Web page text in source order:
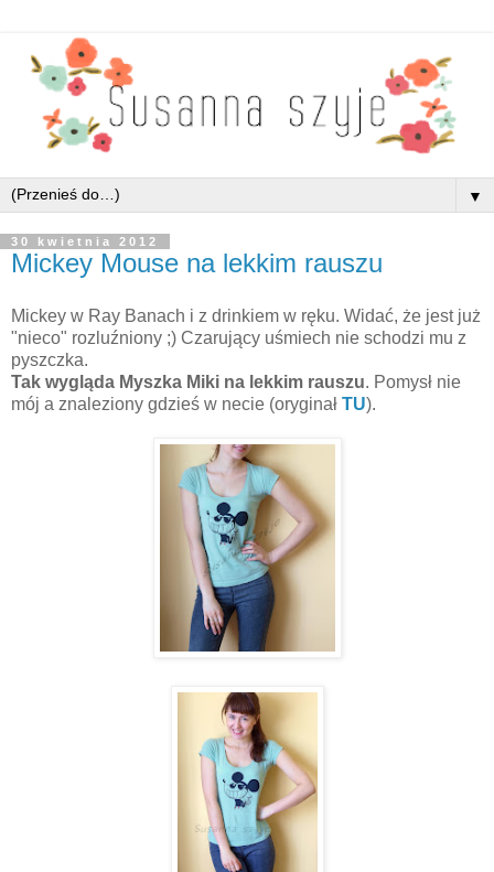
▼
30 kwietnia 2012
Mickey Mouse na lekkim rauszu
Mickey w Ray Banach i z drinkiem w ręku. Widać, że jest już
"nieco" rozluźniony ;) Czarujący uśmiech nie schodzi mu z
pyszczka.
Tak wygląda Myszka Miki na lekkim rauszu. Pomysł nie
mój a znaleziony gdzieś w necie (oryginał TU).